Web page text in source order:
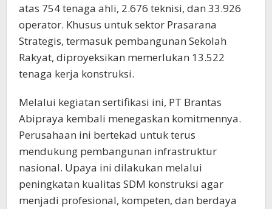
atas 754 tenaga ahli, 2.676 teknisi, dan 33.926
operator. Khusus untuk sektor Prasarana
Strategis, termasuk pembangunan Sekolah
Rakyat, diproyeksikan memerlukan 13.522
tenaga kerja konstruksi.
Melalui kegiatan sertifikasi ini, PT Brantas
Abipraya kembali menegaskan komitmennya.
Perusahaan ini bertekad untuk terus
mendukung pembangunan infrastruktur
nasional. Upaya ini dilakukan melalui
peningkatan kualitas SDM konstruksi agar
menjadi profesional, kompeten, dan berdaya